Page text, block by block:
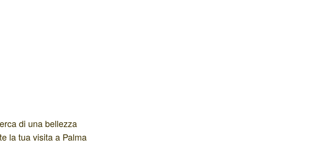
di una bellezza
la tua visita a Palma